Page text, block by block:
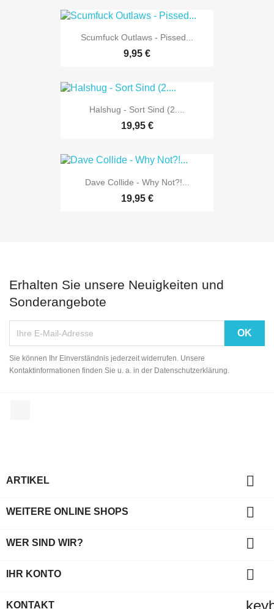
Scumfuck Outlaws - Pissed...
9,95 €
Halshug - Sort Sind (2....
19,95 €
Dave Collide - Why Not?!...
19,95 €
Erhalten Sie unsere Neuigkeiten und
Sonderangebote
Sie können Ihr Einverständnis jederzeit widerrufen. Unsere
Kontaktinformationen finden Sie u. a. in der Datenschutzerklärung.
ARTIKEL 
WEITERE ONLINE SHOPS 
WER SIND WIR? 
IHR KONTO 
KONTAKT